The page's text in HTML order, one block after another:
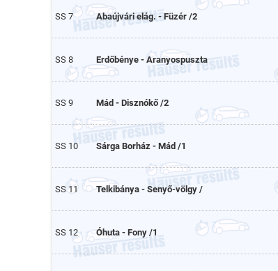
SS 7 Abaújvári elág. - Füzér /2
SS 8 Erdőbénye - Aranyospuszta
SS 9 Mád - Disznókő /2
SS 10 Sárga Borház - Mád /1
SS 11 Telkibánya - Senyő-völgy /
SS 12 Óhuta - Fony /1